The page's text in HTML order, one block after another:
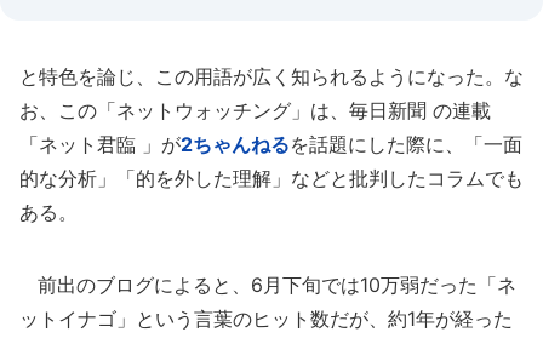
と特色を論じ、この用語が広く知られるようになった。な
お、この「ネットウォッチング」は、毎日新聞 の連載
「ネット君臨 」が2ちゃんねるを話題にした際に、「一面
的な分析」「的を外した理解」などと批判したコラムでも
ある。
前出のブログによると、6月下旬では10万弱だった「ネ
ットイナゴ」という言葉のヒット数だが、約1年が経った